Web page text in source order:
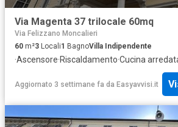
Via Magenta 37 trilocale 60mq
Via Felizzano Moncalieri
60 m²3 Locali1 BagnoVilla Indipendente
·Ascensore·Riscaldamento·Cucina
Aggiornato 3 settimane fa da Easyavvisi.it